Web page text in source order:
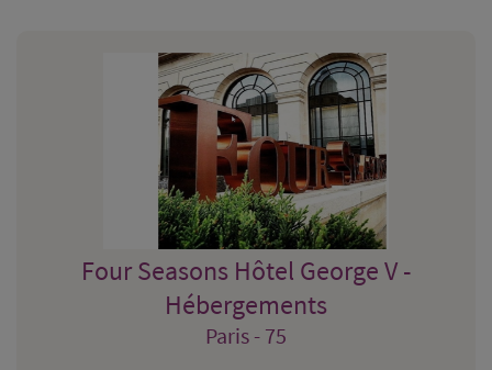
Four Seasons Hôtel George V -
Hébergements
Paris - 75